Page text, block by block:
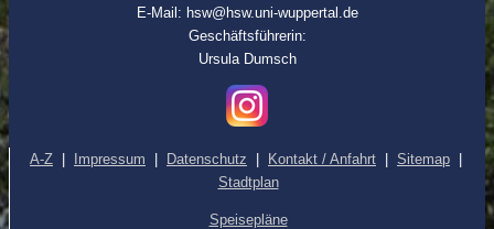
E-Mail: hsw@hsw.uni-wuppertal.de
Geschäftsführerin:
Ursula Dumsch
A-Z Impressum Datenschutz Kontakt / Anfahrt Sitemap
Stadtplan
Speisepläne